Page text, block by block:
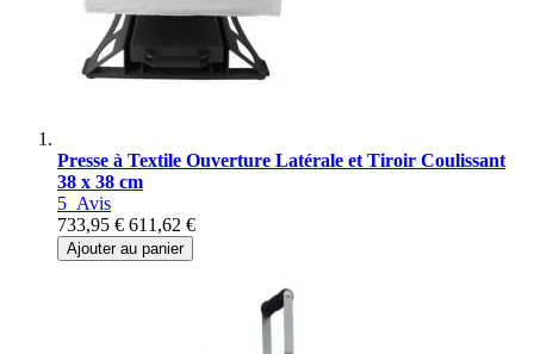
Presse à Textile Ouverture Latérale et Tiroir Coulissant
38 x 38 cm
5 Avis
733,95 € 611,62 €
Ajouter au panier